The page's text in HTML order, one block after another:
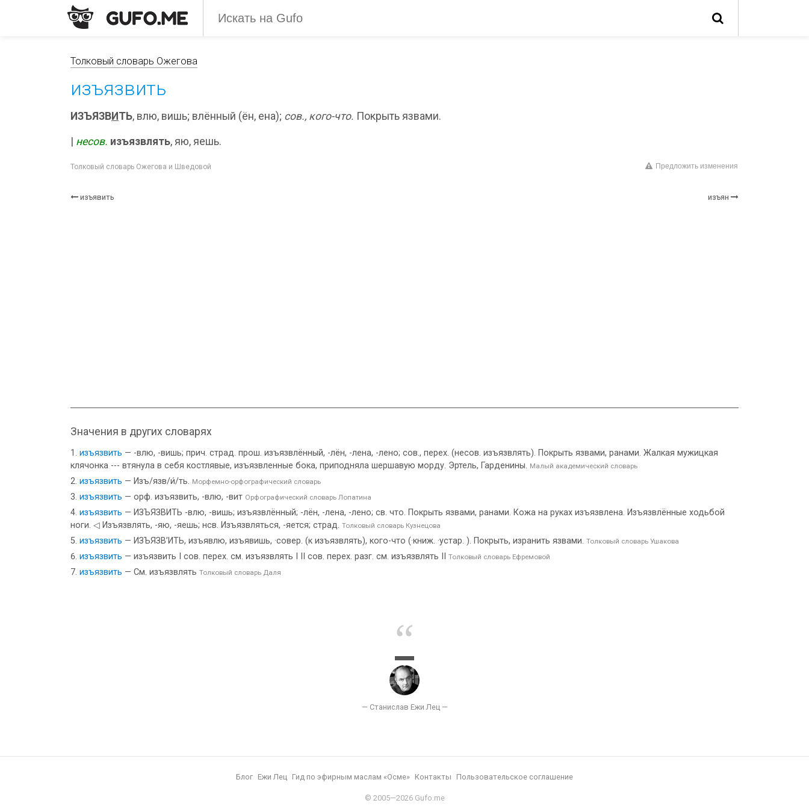
Толковый словарь Ожегова
изъязвить
ИЗЪЯЗВИ ТЬ, влю, вишь; влённый (ён, ена); сов., кого-что. Покрыть язвами.
несов. изъязвлять, яю, яешь.
Толковый словарь Ожегова и Шведовой Предложить изменения
изъявить изъян
Значения в других словарях
изъязвить — -влю, -вишь; прич. страд. прош. изъязвлённый, -лён, -лена, -лено; сов., перех. (несов. изъязвлять). Покрыть язвами, ранами. Жалкая мужицкая
клячонка --- втянула в себя костлявые, изъязвленные бока, приподняла шершавую морду. Эртель, Гарденины. Малый академический словарь
изъязвить — Изъ/язв/и́/ть. Морфемно-орфографический словарь
изъязвить — орф. изъязвить, -влю, -вит Орфографический словарь Лопатина
изъязвить — ИЗЪЯЗВИТЬ -влю, -вишь; изъязвлённый; -лён, -лена, -лено; св. что. Покрыть язвами, ранами. Кожа на руках изъязвлена. Изъязвлённые ходьбой
ноги. ◁ Изъязвлять, -яю, -яешь; нсв. Изъязвляться, -яется; страд. Толковый словарь Кузнецова
изъязвить — ИЗЪЯЗВ’ИТЬ, изъявлю, изъявишь, ·совер. (к изъязвлять), кого-что (·книж. ·устар. ). Покрыть, изранить язвами. Толковый словарь Ушакова
изъязвить — изъязвить I сов. перех. см. изъязвлять I II сов. перех. разг. см. изъязвлять II Толковый словарь Ефремовой
изъязвить — См. изъязвлять Толковый словарь Даля
Блог Ежи Лец Гид по эфирным маслам «Осме» Контакты Пользовательское соглашение
© 2005—2026 Gufo.me